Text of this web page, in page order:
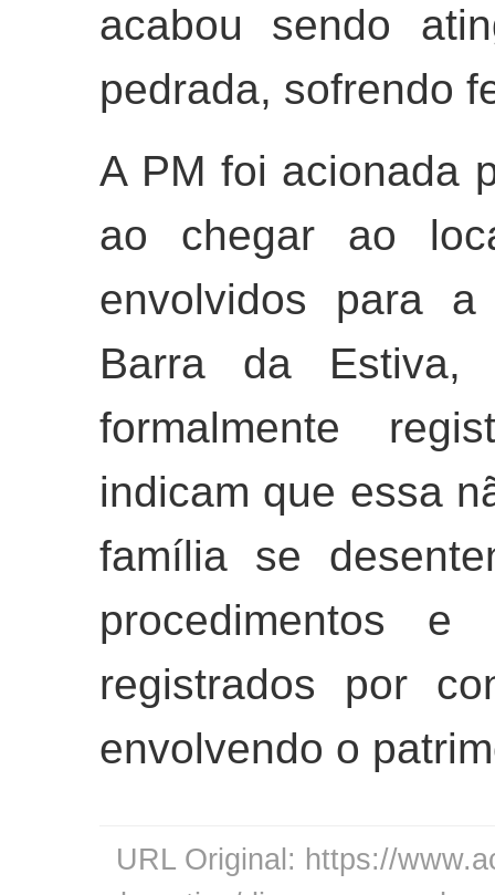
acabou sendo
pedrada, sofrendo
A PM foi acionada
ao chegar ao
envolvidos para a
Barra da Estiva,
formalmente
indicam que essa
família se
procedimentos e
registrados por
envolvendo o
URL Original: https://